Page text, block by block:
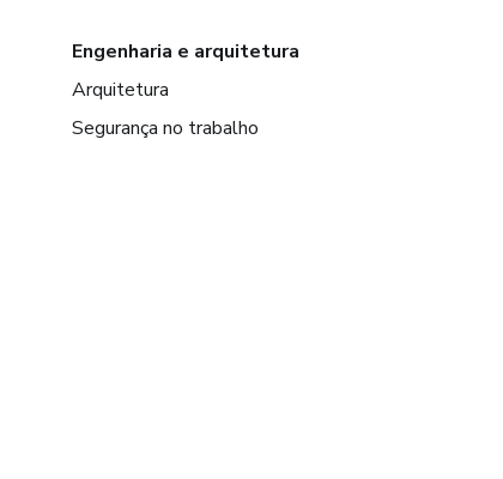
Engenharia e arquitetura
Arquitetura
Segurança no trabalho